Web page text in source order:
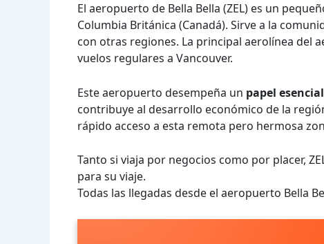
El aeropuerto de Bella Bella (ZEL) es un
Columbia Británica (Canadá). Sirve a la
con otras regiones. La principal aerolínea del
vuelos regulares a Vancouver.
Este aeropuerto desempeña un papel esencial
contribuye al desarrollo económico de la
rápido acceso a esta remota pero hermosa
Tanto si viaja por negocios como por placer,
para su viaje.
Todas las llegadas desde el aeropuerto Bella